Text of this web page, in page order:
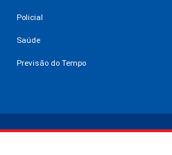
Policial
Saúde
Previsão do Tempo